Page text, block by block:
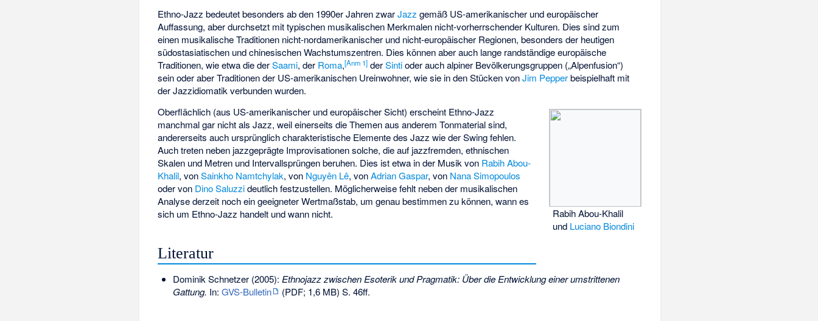
Ethno-Jazz bedeutet besonders ab den 1990er Jahren zwarJazz gemäß US-amerikanischer und europäischer
Auffassung, aber durchsetzt mit typischen musikalischen Merkmalen nicht-vorherrschender Kulturen. Dies sind zum
einen musikalische Traditionen nicht-nordamerikanischer und nicht-europäischer Regionen, besonders der heutigen
südostasiatischen und chinesischen Wachstumszentren. Dies können aber auch lange randständige europäische
Traditionen, wie etwa die derSaami, der Roma,[Anm 1] derSintioder auch alpiner Bevölkerungsgruppen („Alpenfusion“)
sein oder aber Traditionen der US-amerikanischen Ureinwohner, wie sie in den Stücken vonJim Pepperbeispielhaft mit
der Jazzidiomatik verbunden wurden.
Rabih Abou-Khalil
und Luciano Biondini
Oberflächlich (aus US-amerikanischer und europäischer Sicht) erscheint Ethno-Jazz
manchmal gar nicht als Jazz, weil einerseits die Themen aus anderem Tonmaterial sind,
andererseits auch ursprünglich charakteristische Elemente des Jazz wie der Swing fehlen.
Auch treten neben jazzgeprägte Improvisationen solche, die auf jazzfremden, ethnischen
Skalen und Metren und Intervallsprüngen beruhen. Dies ist etwa in der Musik von Rabih Abou-
Khalil, vonSainkho Namtchylak, von Nguyên Lê, vonAdrian Gaspar, von Nana Simopoulos
oder von Dino Saluzzideutlich festzustellen. Möglicherweise fehlt neben der musikalischen
Analyse derzeit noch ein geeigneter Wertmaßstab, um genau bestimmen zu können, wann es
sich um Ethno-Jazz handelt und wann nicht.
Literatur
Dominik Schnetzer (2005): Ethnojazz zwischen Esoterik und Pragmatik: Über die Entwicklung einer umstrittenen
Gattung. In: GVS-Bulletin (PDF; 1,6 MB) S. 46ff.